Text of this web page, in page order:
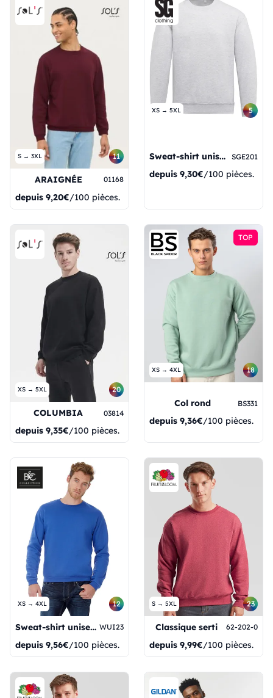
S → 3XL 11
ARAIGNÉE 01168
depuis 9,20€/100 pièces.
XS → 5XL 5
Sweat-shirt unisexe à col rond SGE201
depuis 9,30€/100 pièces.
XS → 5XL 20
COLUMBIA 03814
depuis 9,35€/100 pièces.
TOP
XS → 4XL 18
Col rond BS331
depuis 9,36€/100 pièces.
XS → 4XL 12
Sweat-shirt unisexe à col rond ID202 WUI23
depuis 9,56€/100 pièces.
S → 5XL 23
Classique serti 62-202-0
depuis 9,99€/100 pièces.